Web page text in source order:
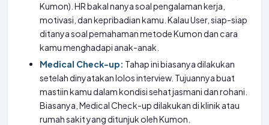
Kumon). HR bakal nanya soal pengalaman kerja,
motivasi, dan kepribadian kamu. Kalau User, siap-siap
ditanya soal pemahaman metode Kumon dan cara
kamu menghadapi anak-anak.
Medical Check-up: Tahap ini biasanya dilakukan
setelah dinyatakan lolos interview. Tujuannya buat
mastiin kamu dalam kondisi sehat jasmani dan rohani.
Biasanya, Medical Check-up dilakukan di klinik atau
rumah sakit yang ditunjuk oleh Kumon.